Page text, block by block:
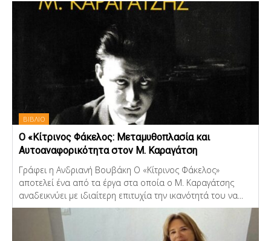
ΒΙΒΛΙΟ
Ο «Κίτρινος Φάκελος: Μεταμυθοπλασία και
Αυτοαναφορικότητα στον Μ. Καραγάτση
Γράφει η Ανδριανή Βουβάκη Ο «Κίτρινος Φάκελος»
αποτελεί ένα από τα έργα στα οποία ο Μ. Καραγάτσης
αναδεικνύει με ιδιαίτερη επιτυχία την ικανότητά του να...